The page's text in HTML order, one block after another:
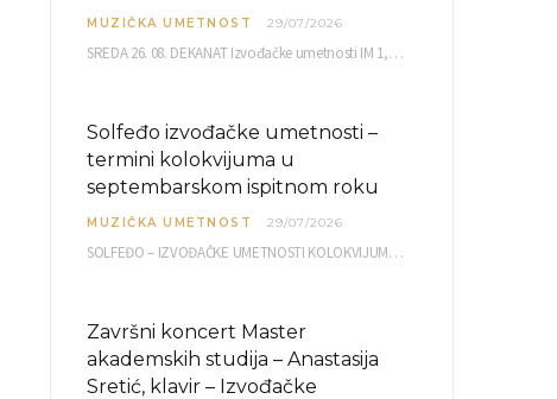
MUZIČKA UMETNOST 29/07/2026
SREDA 26. 08. DEKANAT Izvođačke umetnosti IM 1, 2 10,00 IM 3, 4 10,30 IM…
Solfeđo izvođačke umetnosti –
termini kolokvijuma u
septembarskom ispitnom roku
MUZIČKA UMETNOST 29/07/2026
SOLFEĐO – IZVOĐAČKE UMETNOSTI KOLOKVIJUM septembarski ispitni rok četvrtak, 03.09.2026. uč. br. 12 PISMENI…
Završni koncert Master
akademskih studija – Anastasija
Sretić, klavir – Izvođačke